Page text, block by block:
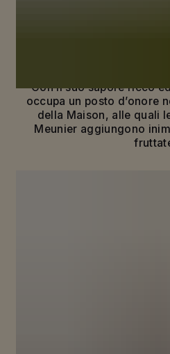
Con il suo sapore ricco
occupa un posto d’onore
della Maison, alle quali
Meunier aggiungono